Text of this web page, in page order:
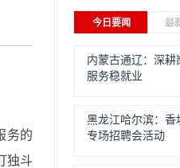
务的
独斗
今日要闻 最
内蒙古通辽：深耕
服务稳就业
黑龙江哈尔滨：香
专场招聘会活动